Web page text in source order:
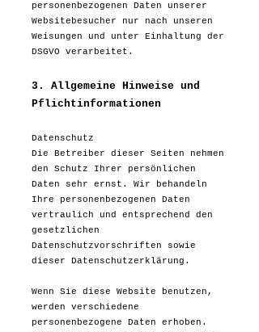
personenbezogenen Daten unserer
Websitebesucher nur nach unseren
Weisungen und unter Einhaltung der
DSGVO verarbeitet.
3. Allgemeine Hinweise und
Pflicht­informationen
Datenschutz
Die Betreiber dieser Seiten nehmen
den Schutz Ihrer persönlichen
Daten sehr ernst. Wir behandeln
Ihre personenbezogenen Daten
vertraulich und entsprechend den
gesetzlichen
Datenschutzvorschriften sowie
dieser Datenschutzerklärung.
Wenn Sie diese Website benutzen,
werden verschiedene
personenbezogene Daten erhoben.